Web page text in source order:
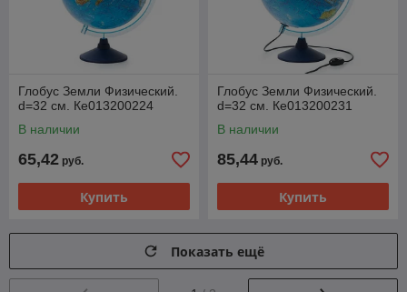
Глобус Земли Физический.
d=32 см. Ке013200224
В наличии
65,42 руб.
Купить
Глобус Земли Физический.
d=32 см. Ке013200231
В наличии
85,44 руб.
Купить
Показать ещё